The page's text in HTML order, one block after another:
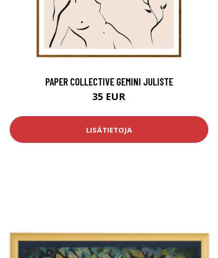
PAPER COLLECTIVE GEMINI JULISTE
35 EUR
LISÄTIETOJA